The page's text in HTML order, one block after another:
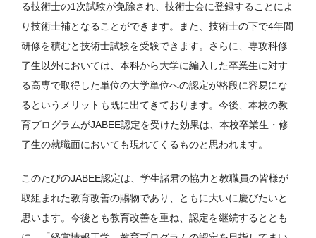
る技術士の1次試験が免除され、技術士会に登録することによ
り技術士補となることができます。また、技術士の下で4年間
研修を積むと技術士試験を受験できます。さらに、専攻科修
了生以外においては、本科から大学に編入した卒業生に対す
る高専で取得した単位の大学単位への認定が格段に容易にな
るというメリットも既に出てきております。今後、本校の教
育プログラムがJABEE認定を受けた効果は、本校卒業生・修
了生の就職面においても現れてくるものと思われます。
このたびのJABEE認定は、学生諸君の協力と教職員の皆様が
取組まれた教育改善の賜物であり、ともに大いに慶びたいと
思います。今後とも教育改善を重ね、認定を継続するととも